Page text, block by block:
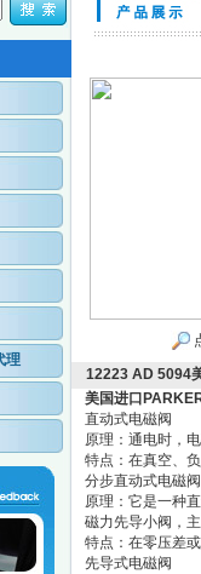
理
12223 AD 5094
美国进口
直动式电磁阀
原理：通电时，
特点：在真空、
分步直动式电磁阀
原理：它是一种
磁力先导小阀，
特点：在零压差
先导式电磁阀